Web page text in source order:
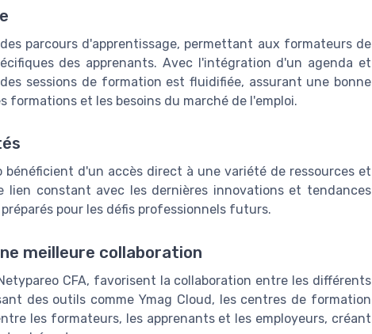
parcours d'apprentissage, permettant aux formateurs de
des apprenants. Avec l'intégration d'un agenda et
sessions de formation est fluidifiée, assurant une bonne
et les besoins du marché de l'emploi.
d'un accès direct à une variété de ressources et
lien constant avec les dernières innovations et tendances
pour les défis professionnels futurs.
meilleure collaboration
CFA, favorisent la collaboration entre les différents
des outils comme Ymag Cloud, les centres de formation
les formateurs, les apprenants et les employeurs, créant